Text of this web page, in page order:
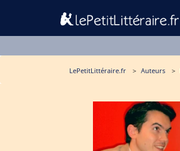
LePetitLittéraire.fr Auteurs